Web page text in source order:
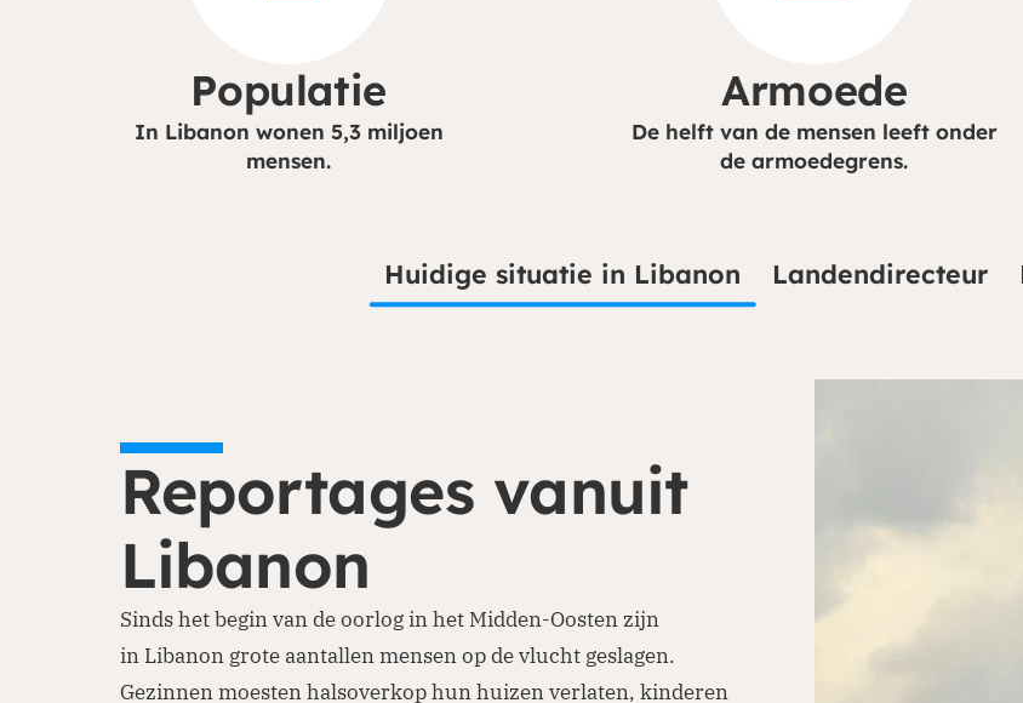
Populatie
In Libanon wonen 5,3 miljoen
mensen.
Armoede
De helft van de mensen leeft onder
de armoedegrens.
Huidige situatie in Libanon Landendirecteur
Reportages vanuit
Libanon
Sinds het begin van de oorlog in het Midden-Oosten zijn
in Libanon grote aantallen mensen op de vlucht geslagen.
Gezinnen moesten halsoverkop hun huizen verlaten, kinderen